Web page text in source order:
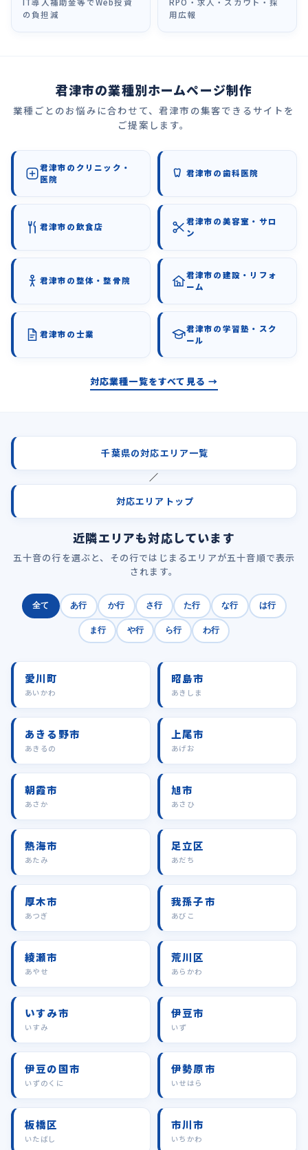
の負担減
用広報
君津市の業種別ホームページ制作
業種ごとのお悩みに合わせて、君津市の集客できるサイトを
ご提案します。
君津市のクリニック・
医院
君津市の歯科医院
君津市の飲食店
君津市の美容室・サロ
ン
君津市の整体・整骨院
君津市の建設・リフォ
ーム
君津市の士業
君津市の学習塾・スク
ール
対応業種一覧をすべて見る →
千葉県の対応エリア一覧
／
対応エリアトップ
近隣エリアも対応しています
五十音の行を選ぶと、その行ではじまるエリアが五十音順で表示
されます。
全て あ行 か行 さ行 た行 な行 は行
ま行 や行 ら行 わ行
愛川町
あいかわ
昭島市
あきしま
あきる野市
あきるの
上尾市
あげお
朝霞市
あさか
旭市
あさひ
熱海市
あたみ
足立区
あだち
厚木市
あつぎ
我孫子市
あびこ
綾瀬市
あやせ
荒川区
あらかわ
いすみ市
いすみ
伊豆市
いず
伊豆の国市
いずのくに
伊勢原市
いせはら
板橋区
いたばし
市川市
いちかわ